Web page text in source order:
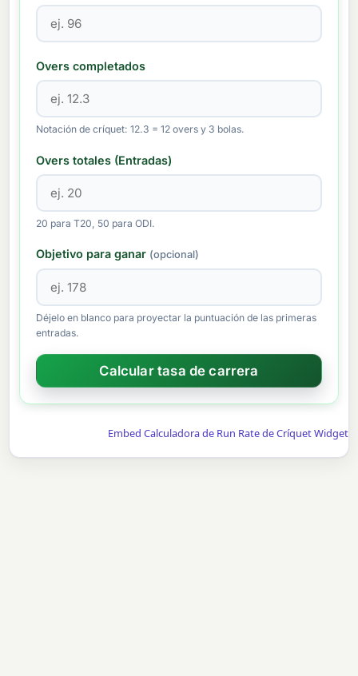
Overs completados
Notación de críquet: 12.3 = 12 overs y 3 bolas.
Overs totales (Entradas)
20 para T20, 50 para ODI.
Objetivo para ganar (opcional)
Déjelo en blanco para proyectar la puntuación de las primeras
entradas.
Embed Calculadora de Run Rate de Críquet Widget